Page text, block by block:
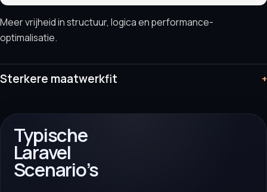
Meer vrijheid in structuur, logica en performance-
optimalisatie.
Sterkere maatwerkfit +
Typische
Laravel
Scenario’s